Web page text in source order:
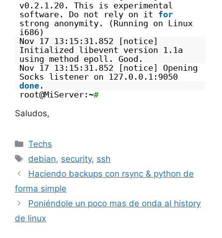
v0.2.1.20. This is experimental
software. Do not rely on it for
strong anonymity. (Running on Linux
i686)
Nov 17 13:15:31.852 [notice]
Initialized libevent version 1.1a
using method epoll. Good.
Nov 17 13:15:31.852 [notice] Opening
Socks listener on 127.0.0.1:9050
done.
root@MiServer:~#
Saludos,
Categorías
Techs
Etiquetas
debian, security, ssh
Haciendo backups con rsync & python de
forma simple
Poniéndole un poco mas de onda al history
de linux